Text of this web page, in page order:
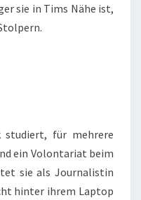
sie in Tims Nähe ist,
für mehrere
ein Volontariat beim
sie als Journalistin
hinter ihrem Laptop